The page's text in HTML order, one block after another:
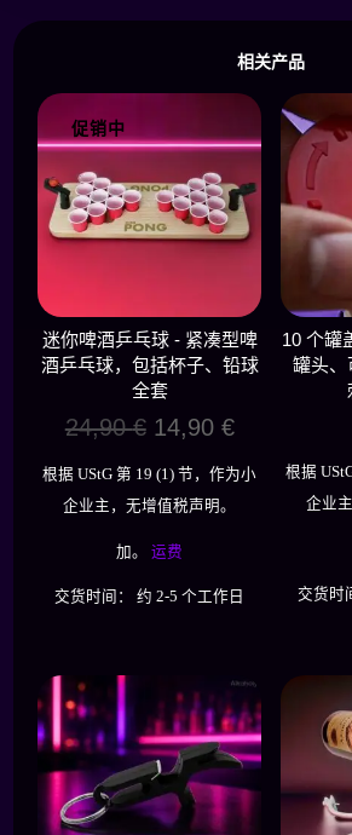
相关产品
促销中
迷你啤酒乒乓球 - 紧凑型啤
酒乒乓球，包括杯子、铅球
全套
24,90€ 原
为：
24,90 €。
14,90 €当
价
14,90 €。
根据 UStG 第 19 (1) 节，作为小
企业主，无增值税声明。
加。运费
交货时间：约 2-5 个工作日
10 个罐
罐头、
根据
企业
交货时